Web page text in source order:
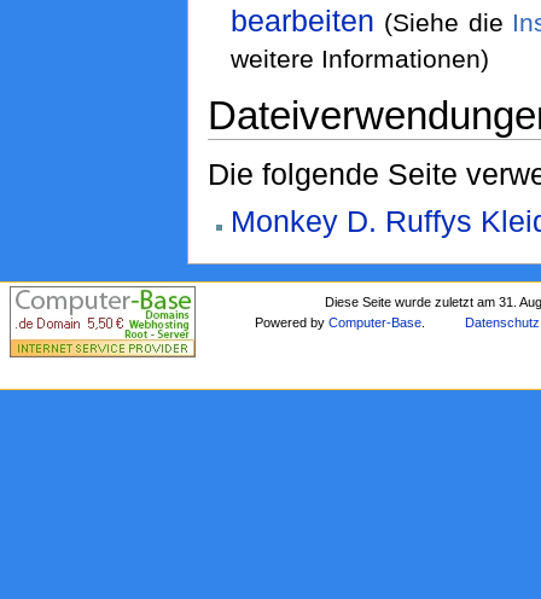
bearbeiten (Siehe die
weitere Informationen)
Die folgende Seite
Monkey D. Ruffys
Diese Seite wurde zuletzt am 31.
Powered byComputer-Base Datenschutz